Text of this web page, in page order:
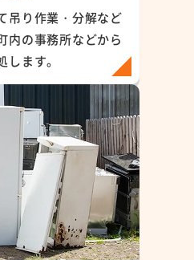
吊り作業・分解など
内の事務所などから
ます。